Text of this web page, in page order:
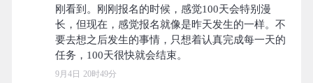
刚看到。刚刚报名的时候，感觉100天会特别漫
长，但现在，感觉报名就像是昨天发生的一样。不
要去想之后发生的事情，只想着认真完成每一天的
9月4日 20时49分